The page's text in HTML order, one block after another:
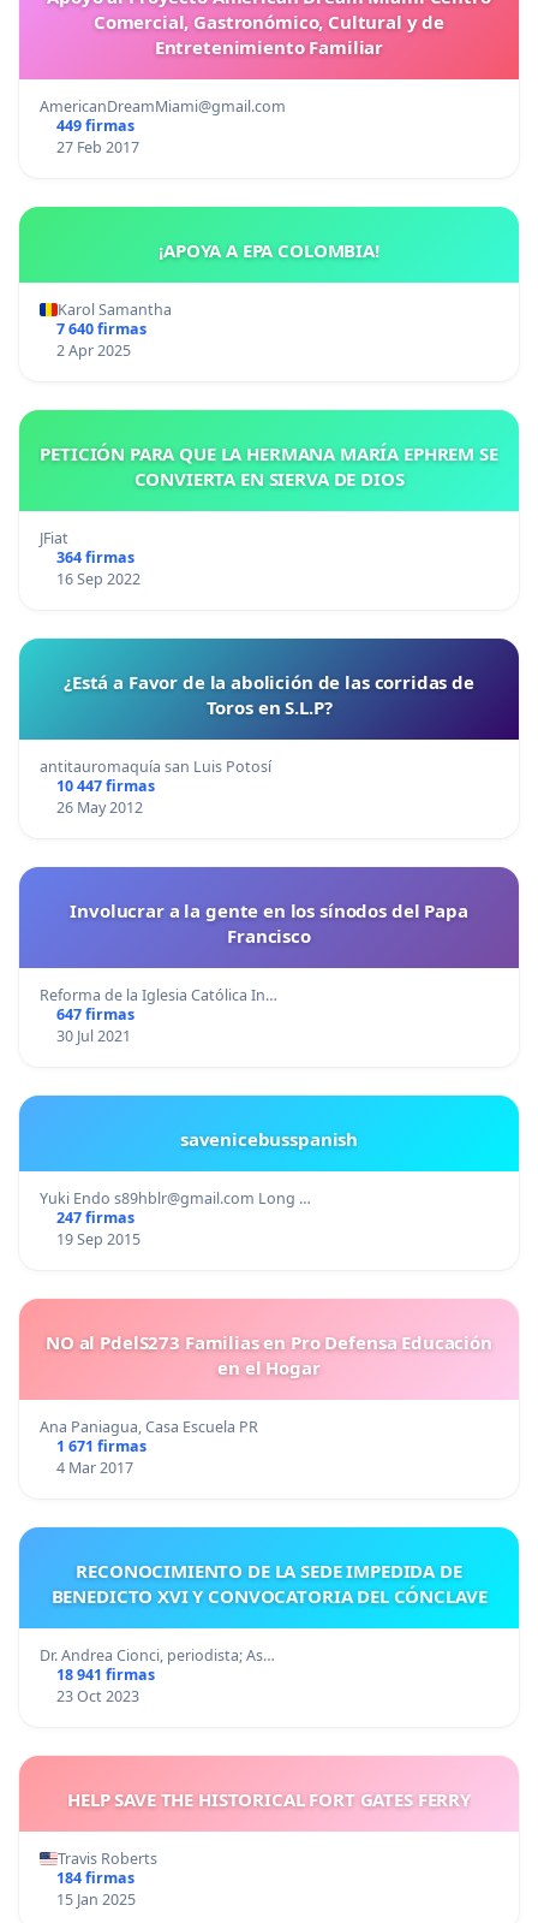
Comercial, Gastronómico, Cultural y de
Entretenimiento Familiar
AmericanDreamMiami@gmail.com
449 firmas
27 Feb 2017
¡APOYA A EPA COLOMBIA!
Karol Samantha
7 640 firmas
2 Apr 2025
PETICIÓN PARA QUE LA HERMANA MARÍA EPHREM SE
CONVIERTA EN SIERVA DE DIOS
JFiat
364 firmas
16 Sep 2022
¿Está a Favor de la abolición de las corridas de
Toros en S.L.P?
antitauromaquía san Luis Potosí
10 447 firmas
26 May 2012
Involucrar a la gente en los sínodos del Papa
Francisco
Reforma de la Iglesia Católica In…
647 firmas
30 Jul 2021
savenicebusspanish
Yuki Endo s89hblr@gmail.com Long …
247 firmas
19 Sep 2015
NO al PdelS273 Familias en Pro Defensa Educación
en el Hogar
Ana Paniagua, Casa Escuela PR
1 671 firmas
4 Mar 2017
RECONOCIMIENTO DE LA SEDE IMPEDIDA DE
BENEDICTO XVI Y CONVOCATORIA DEL CÓNCLAVE
Dr. Andrea Cionci, periodista; As…
18 941 firmas
23 Oct 2023
HELP SAVE THE HISTORICAL FORT GATES FERRY
Travis Roberts
184 firmas
15 Jan 2025